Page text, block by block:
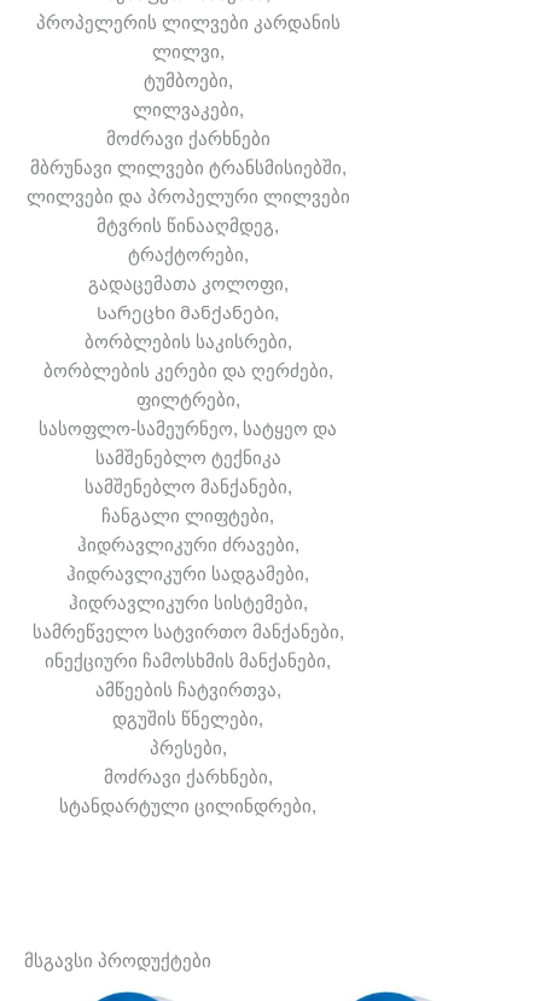
პროპელერის ლილვები კარდანის
ლილვი,
ტუმბოები,
ლილვაკები,
მოძრავი ქარხნები
მბრუნავი ლილვები ტრანსმისიებში,
ლილვები და პროპელური ლილვები
მტვრის წინააღმდეგ,
ტრაქტორები,
გადაცემათა კოლოფი,
Სარეცხი მანქანები,
ბორბლების საკისრები,
ბორბლების კერები და ღერძები,
ფილტრები,
სასოფლო-სამეურნეო, სატყეო და
სამშენებლო ტექნიკა
სამშენებლო მანქანები,
ჩანგალი ლიფტები,
ჰიდრავლიკური ძრავები,
ჰიდრავლიკური სადგამები,
ჰიდრავლიკური სისტემები,
სამრეწველო სატვირთო მანქანები,
ინექციური ჩამოსხმის მანქანები,
ამწეების ჩატვირთვა,
დგუშის წნელები,
პრესები,
მოძრავი ქარხნები,
სტანდარტული ცილინდრები,
მსგავსი პროდუქტები